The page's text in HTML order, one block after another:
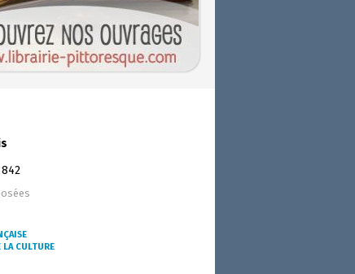
LA CULTURE